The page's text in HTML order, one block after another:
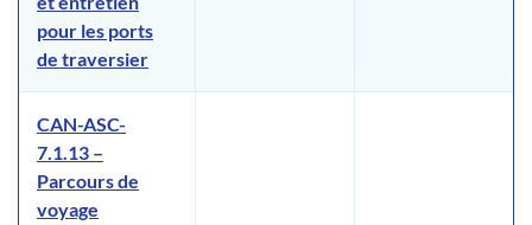
pour les ports
de traversier
CAN-ASC-
7.1.13 –
Parcours de
voyage